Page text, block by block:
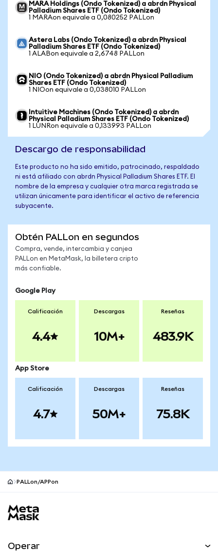
MARA Holdings (Ondo Tokenized) a abrdn Physical
Palladium Shares ETF (Ondo Tokenized)
1 MARAon equivale a 0,080252 PALLon
Astera Labs (Ondo Tokenized) a abrdn Physical
Palladium Shares ETF (Ondo Tokenized)
1 ALABon equivale a 2,6748 PALLon
NIO (Ondo Tokenized) a abrdn Physical Palladium
Shares ETF (Ondo Tokenized)
1 NIOon equivale a 0,038010 PALLon
Intuitive Machines (Ondo Tokenized) a abrdn
Physical Palladium Shares ETF (Ondo Tokenized)
1 LUNRon equivale a 0,133993 PALLon
Descargo de responsabilidad
Este producto no ha sido emitido, patrocinado, respaldado
ni está afiliado con abrdn Physical Palladium Shares ETF. El
nombre de la empresa y cualquier otra marca registrada se
utilizan únicamente para identificar el activo de referencia
subyacente.
Obtén PALLon en segundos
Compra, vende, intercambia y canjea
PALLon en MetaMask, la billetera cripto
más confiable.
Google Play
Calificación
4.4
Descargas
10M+
Reseñas
483.9K
App Store
Calificación
4.7
Descargas
50M+
Reseñas
75.8K
PALLon/APPon
Operar